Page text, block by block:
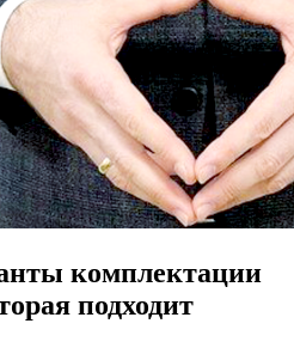
комплектации
подходит